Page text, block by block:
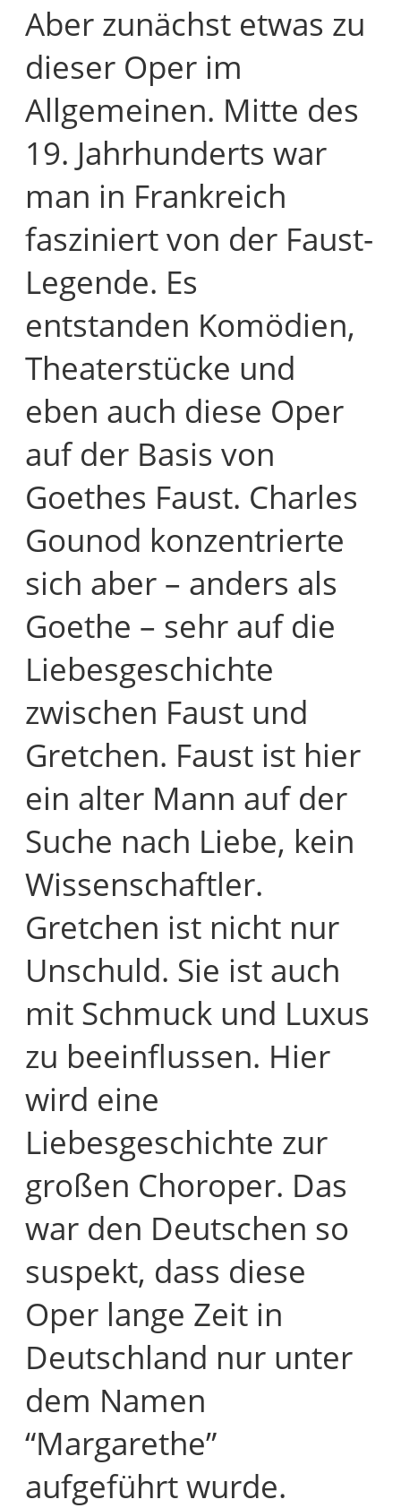
Aber zunächst etwas zu
dieser Oper im
Allgemeinen. Mitte des
19. Jahrhunderts war
man in Frankreich
fasziniert von der Faust-
Legende. Es
entstanden Komödien,
Theaterstücke und
eben auch diese Oper
auf der Basis von
Goethes Faust. Charles
Gounod konzentrierte
sich aber – anders als
Goethe – sehr auf die
Liebesgeschichte
zwischen Faust und
Gretchen. Faust ist hier
ein alter Mann auf der
Suche nach Liebe, kein
Wissenschaftler.
Gretchen ist nicht nur
Unschuld. Sie ist auch
mit Schmuck und Luxus
zu beeinflussen. Hier
wird eine
Liebesgeschichte zur
großen Choroper. Das
war den Deutschen so
suspekt, dass diese
Oper lange Zeit in
Deutschland nur unter
dem Namen
“Margarethe”
aufgeführt wurde.